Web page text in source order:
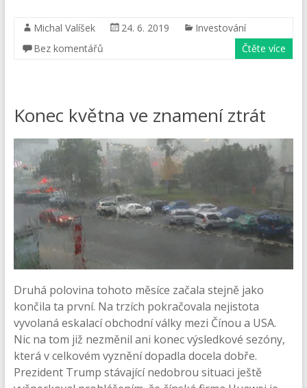
Michal Valíšek 24. 6. 2019
Investování
Bez komentářů
Čtěte více
Konec května ve znamení ztrát
Druhá polovina tohoto měsíce začala stejně jako
končila ta první. Na trzích pokračovala nejistota
vyvolaná eskalací obchodní války mezi Čínou a USA.
Nic na tom již nezměnil ani konec výsledkové sezóny,
která v celkovém vyznění dopadla docela dobře.
Prezident Trump stávající nedobrou situaci ještě